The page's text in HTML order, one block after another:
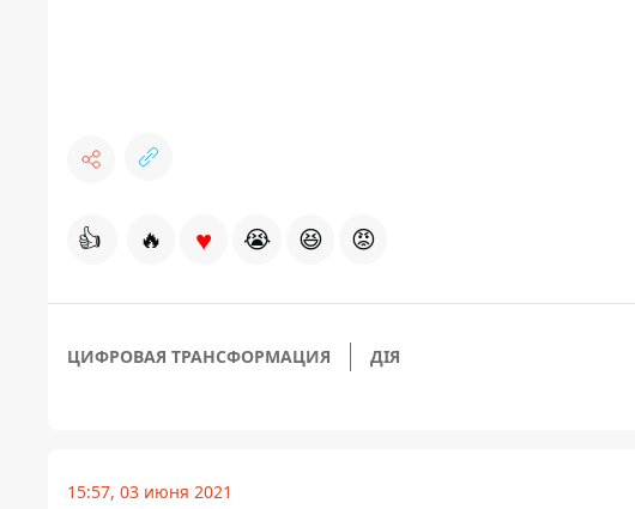
👍 🔥 ♥ 😭 😆 😡
ЦИФРОВАЯ ТРАНСФОРМАЦИЯ ДІЯ
15:57, 03 июня 2021